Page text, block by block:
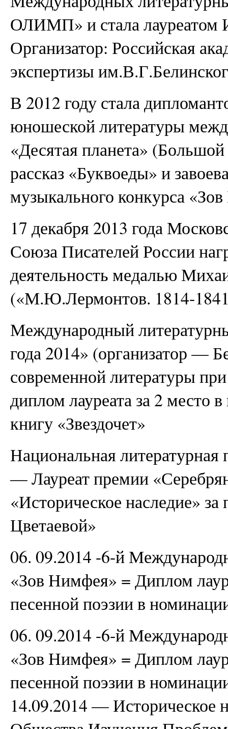
ОЛИМП» и стала лауреатом
Организатор: Российская
экспертизы
В 2012 году стала
юношеской литературы
«Десятая планета»
рассказ «Буквоеды» и
музыкального конкурса
17 декабря 2013 года
Союза Писателей России
деятельность медалью
(«М.Ю.Лермонтов. 1814-
Международный
года 2014» (организатор —
современной литературы
диплом лауреата за 2 место
книгу «Звездочет»
Национальная
— Лауреат премии
«Историческое наследие»
Цветаевой»
06. 09.2014 -6-й
«Зов Нимфея» = Диплом
песенной поэзии в
06. 09.2014 -6-й
«Зов Нимфея» = Диплом
песенной поэзии в
14.09.2014 — Историческое